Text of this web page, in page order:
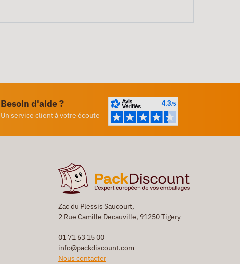
Besoin d'aide ?
Un service client à votre écoute
Zac du Plessis Saucourt,
2 Rue Camille Decauville, 91250 Tigery
01 71 63 15 00
info@packdiscount.com
Nous contacter